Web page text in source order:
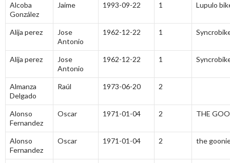
Alcoba
González
Jaime 1993-09-22 1 Lupulo
Alija perez
Jose
Antonio
1962-12-22 1
Alija perez
Jose
Antonio
1962-12-22 1
Almanza
Delgado
Raúl 1973-06-20 2
Alonso
Fernandez
Oscar 1971-01-04 2 THE
Alonso
Fernandez
Oscar 1971-01-04 2 the